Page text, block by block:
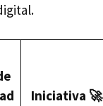
Iniciativa 🚀